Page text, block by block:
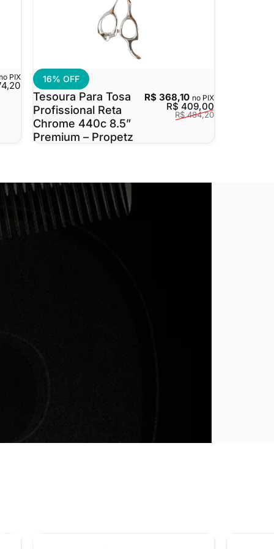
no PIX 16% OFF
Tesoura Para Tosa
Profissional Reta
Chrome 440c 8.5”
Premium – Propetz
R$ 368,10 no PIX
Preço de
R$ 409,00Preço
R$ 484,20